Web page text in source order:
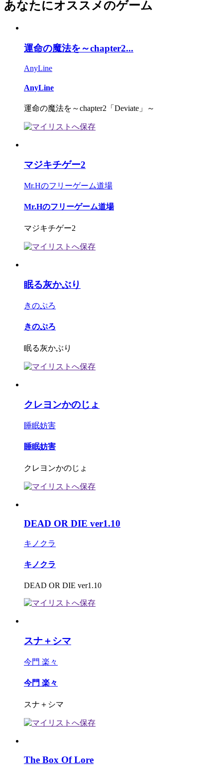
あなたにオススメのゲーム
運命の魔法を～chapter2...
AnyLine
AnyLine
運命の魔法を～chapter2「Deviate」～
マジキチゲー2
Mr.Hのフリーゲーム道場
Mr.Hのフリーゲーム道場
マジキチゲー2
眠る灰かぶり
きのぷろ
きのぷろ
眠る灰かぶり
クレヨンかのじょ
睡眠妨害
睡眠妨害
クレヨンかのじょ
DEAD OR DIE ver1.10
キノクラ
キノクラ
DEAD OR DIE ver1.10
スナ＋シマ
今門 楽々
今門 楽々
スナ＋シマ
The Box Of Lore